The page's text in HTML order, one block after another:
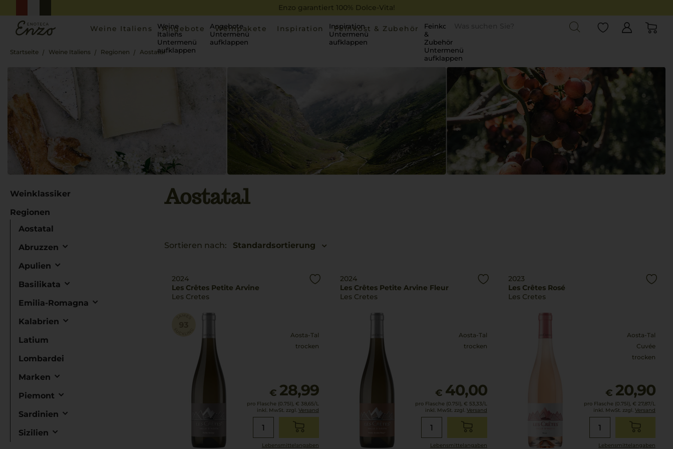
Enzo garantiert 100% Dolce-Vita!
Weine Italiens
Weine
Italiens
Untermenü
aufklappen
Angebote
Angebote
Untermenü
aufklappen
Weinpakete Inspiration
Inspiration
Untermenü
aufklappen
Feinkost & Zubehör
Feinkost
&
Zubehör
Untermenü
aufklappen
Startseite Weine Italiens Regionen Aostatal
Weinklassiker
Regionen
Aostatal
Abruzzen
Apulien
Basilikata
Emilia-Romagna
Kalabrien
Latium
Lombardei
Marken
Piemont
Sardinien
Sizilien
Aostatal
Sortieren nach: Standardsortierung
2024
Les Crêtes Petite Arvine
Les Cretes
Aosta-Tal
trocken
€ 28,99
pro Flasche (0.75l), € 38,65/L
inkl. MwSt. zzgl. Versand
Lebensmittel­angaben
2024
Les Crêtes Petite Arvine Fleur
Les Cretes
Aosta-Tal
trocken
€ 40,00
pro Flasche (0.75l), € 53,33/L
inkl. MwSt. zzgl. Versand
Lebensmittel­angaben
2023
Les Crêtes Rosé
Les Cretes
Aosta-Tal
Cuvée
trocken
€ 20,90
pro Flasche (0.75l), € 27,87/L
inkl. MwSt. zzgl. Versand
Lebensmittel­angaben